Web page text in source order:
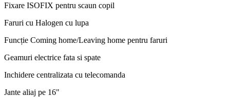
Fixare ISOFIX pentru scaun copil
Faruri cu Halogen cu lupa
Funcție Coming home/Leaving home pentru faruri
Geamuri electrice fata si spate
Inchidere centralizata cu telecomanda
Jante aliaj pe 16"